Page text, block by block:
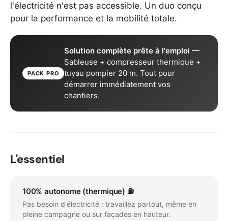
l'électricité n'est pas accessible. Un duo conçu
pour la performance et la mobilité totale.
PACK PRO
Solution complète prête à l'emploi —
Sableuse + compresseur thermique +
tuyau pompier 20 m. Tout pour
démarrer immédiatement vos
chantiers.
L'essentiel
100% autonome (thermique) ⛽
Pas besoin d'électricité : travaillez partout, même en
pleine campagne ou sur façades en hauteur.